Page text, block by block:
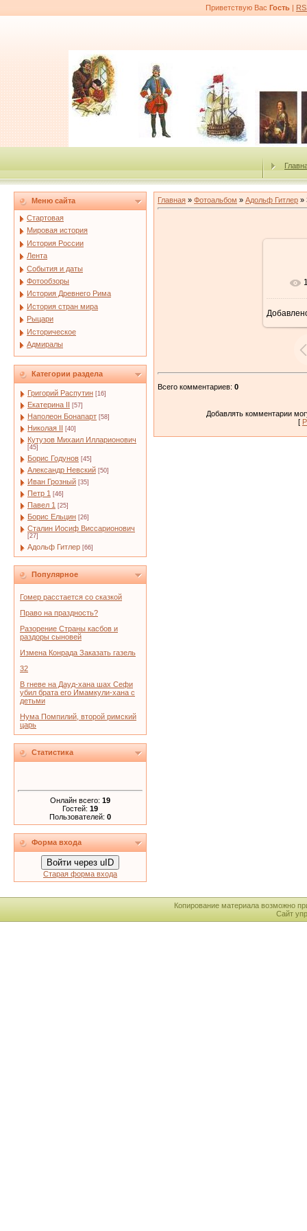
Приветствую Вас Гость |
Меню сайта
Стартовая
Мировая история
История России
Лента
События и даты
Фотообзоры
История Древнего Рима
История стран мира
Рыцари
Историческое
Адмиралы
Категории раздела
Григорий Распутин [16]
Екатерина II [57]
Наполеон Бонапарт [58]
Николая II [40]
Кутузов Михаил Илларионович
[45]
Борис Годунов [45]
Александр Невский [50]
Иван Грозный [35]
Петр 1 [46]
Павел 1 [25]
Борис Ельцин [26]
Сталин Иосиф Виссарионович
[27]
Адольф Гитлер [66]
Популярное
Гомер расстается со сказкой
Право на праздность?
Разорение Страны касбов и
раздоры сыновей
Измена Конрада Заказать газель
32
В гневе на Дауд-хана шах Сефи
убил брата его Имамкули-хана с
детьми
Нума Помпилий, второй римский
царь
Статистика
Онлайн всего: 19
Гостей: 19
Пользователей: 0
Форма входа
Войти через uID
Старая форма входа
Главная » Фотоальбом » Адольф Гитлер »
Всего комментариев: 0
Добавлять комментарии
[
Копирование материала возможно
Сайт